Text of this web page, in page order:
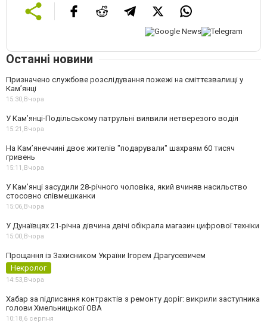
Останні новини
Призначено службове розслідування пожежі на сміттєзвалищі у
Кам’янці
15:30,Вчора
У Кам’янці-Подільському патрульні виявили нетверезого водія
15:21,Вчора
На Камʼянеччині двоє жителів "подарували" шахраям 60 тисяч
гривень
15:11,Вчора
У Камʼянці засудили 28-річного чоловіка, який вчиняв насильство
стосовно співмешканки
15:06,Вчора
У Дунаївцях 21-річна дівчина двічі обікрала магазин цифрової техніки
15:00,Вчора
Прощання із Захисником України Ігорем Драгусевичем
Некролог
14:53,Вчора
Хабар за підписання контрактів з ремонту доріг: викрили заступника
голови Хмельницької ОВА
10:18,6 серпня